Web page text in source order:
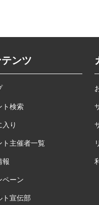
テンツ
ト検索
入り
ト主催者一覧
報
ペーン
ト宣伝部